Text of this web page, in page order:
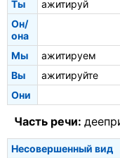
Ты
ажитируй
Он/
она
Мы
ажитируем
Вы
ажитируйте
Они
Часть речи:
Несовершенный вид